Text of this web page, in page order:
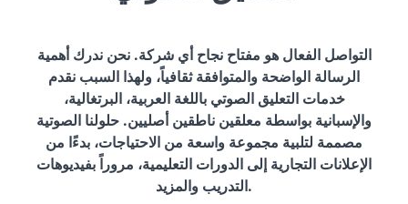
التواصل الفعال هو مفتاح نجاح أي شركة. نحن ندرك أهمية
الرسالة الواضحة والمتوافقة ثقافياً، ولهذا السبب نقدم
خدمات التعليق الصوتي باللغة العربية، البرتغالية،
والإسبانية بواسطة معلقين ناطقين أصليين. حلولنا الصوتية
مصممة لتلبية مجموعة واسعة من الاحتياجات، بدءًا من
الإعلانات التجارية إلى الدورات التعليمية، مروراً بفيديوهات
التدريب والمزيد.